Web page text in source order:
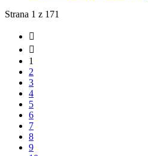
Strana 1 z 171
1
2
3
4
5
6
7
8
9